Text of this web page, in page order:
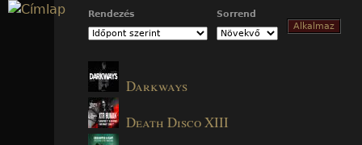
Jump to navigation
Rendezés Sorrend
Darkways
Death Disco XIII